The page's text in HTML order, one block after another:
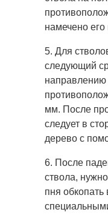
намечено его
5. Для
следующий
мм. После
следует в
дерево с
6. После
ствола,
пня обкопать